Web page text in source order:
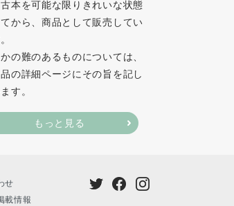
本を可能な限りきれいな状態
から、商品として販売してい
の難のあるものについては、
の詳細ページにその旨を記し
す。
もっと見る
せ
載情報